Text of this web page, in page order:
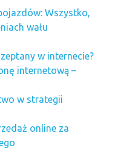
Wszystko,
wału
w internecie?
internetową –
w strategii
online za